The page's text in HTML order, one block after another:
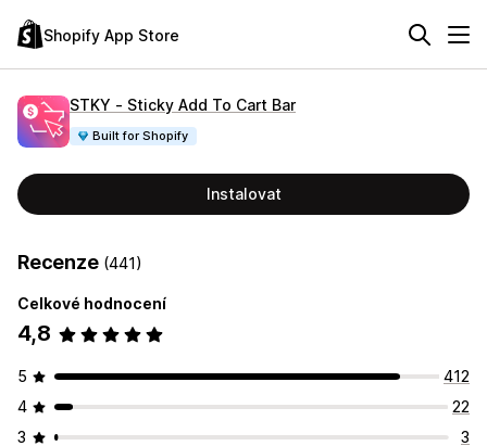
Shopify App Store
STKY ‑ Sticky Add To Cart Bar
Built for Shopify
Instalovat
Recenze (441)
Celkové hodnocení
4,8
5
412
4
22
3
3